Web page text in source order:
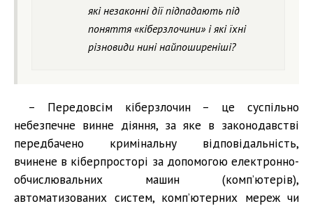
які незаконні дії підпадають під
поняття «кіберзлочини» і які їхні
різновиди нині найпоширеніші?
– Передовсім кіберзлочин – це суспільно
небезпечне винне діяння, за яке в законодавстві
передбачено кримінальну відповідальність,
вчинене в кіберпросторі за допомогою електронно-
обчислювальних машин (комп’ютерів),
автоматизованих систем, комп’ютерних мереж чи